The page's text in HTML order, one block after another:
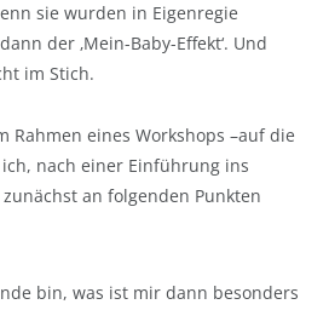
sie wurden in Eigenregie
der ‚Mein-Baby-Effekt‘. Und
im Stich.
Rahmen eines Workshops –auf die
nach einer Einführung ins
an folgenden Punkten
bin, was ist mir dann besonders